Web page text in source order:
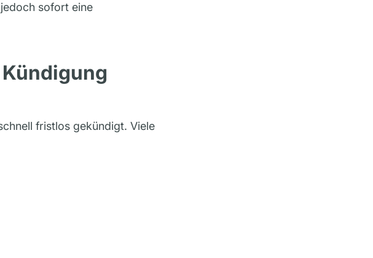
sofort eine
fristlos gekündigt. Viele